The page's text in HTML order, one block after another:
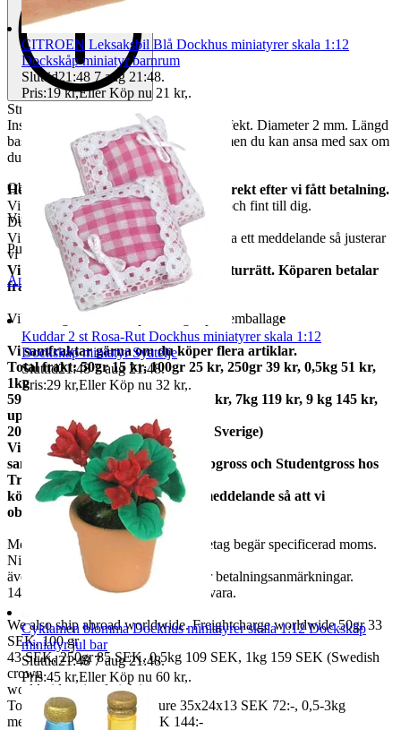
Strong
Inslagen som enl principen julgranskonfekt. Diameter 2 mm. Längd
bas ca 10 mm. Total längd ca 19 mm (men du kan ansa med sax om
du vill ha den kortare)
Helt nya och oanvända. Vi skickar direkt efter vi fått betalning.
Vi garanterar att allt kommer fram helt och fint till dig.
Du får varan som finns på första bilden.
Vi har många, behöver du flera så skicka ett meddelande så justerar
vi annonsen.
Vi har alltid 14 dagars öppet köp / returrätt. Köparen betalar
frakter.
Vikt ca 2 gram med förpackning + postemballage
Vi samfraktar gärna om du köper flera artiklar.
Total frakt: 50gr 15 kr, 100gr 25 kr, 250gr 39 kr, 0,5kg 51 kr,
1kg
59kr, 2kg 73 kr, 3kg 79 kr, 5kg 95 kr, 7kg 119 kr, 9 kg 145 kr,
upp till
20kg 159 kr (priserna gäller inom Sverige)
Vi
samfraktar med Fyndgross, Lampgross och Studentgross hos
Tradera. Om du
köper från mer än en skicka ett meddelande så att vi
observerar det.
Moms ingår i våra priser. Har ni företag begär specificerad moms.
Ni kan
även fråga om faktura om ni inte har betalningsanmärkningar.
14 dagars full returrätt vid oanvänd vara.
We also ship abroad worldwide. Freightcharge worldwide 50gr 33
SEK, 100 gr
43 SEK, 250gr 85 SEK, 0,5kg 109 SEK, 1kg 159 SEK (Swedish
crown
worldwide price freight)
To Denmark 0,5-3kg measure 35x24x13 SEK 72:-, 0,5-3kg
measure 40x40x140cm SEK 144:-
Objektnr
728 271 587
Visningar 102
Publicerad 22 apr 23:03
Anmäl Sälj liknande
CITROEN Leksaksbil Blå Dockhus miniatyrer skala 1:12
Dockskåp miniatyr barnrum
Sluttid21:48 7 aug 21:48.
Pris:19 kr,Eller Köp nu 21 kr,.
Kuddar 2 st Rosa-Rut Dockhus miniatyrer skala 1:12
Dockskåp miniatyr Syatelje
Sluttid21:48 7 aug 21:48.
Pris:29 kr,Eller Köp nu 32 kr,.
Cyklamen blomma Dockhus miniatyrer skala 1:12 Dockskåp
miniatyr jul bar
Sluttid21:48 7 aug 21:48.
Pris:45 kr,Eller Köp nu 60 kr,.